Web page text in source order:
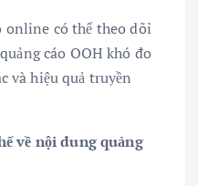
online có thể theo dõi
cáo OOH khó đo
và hiệu quả truyền
về nội dung quảng